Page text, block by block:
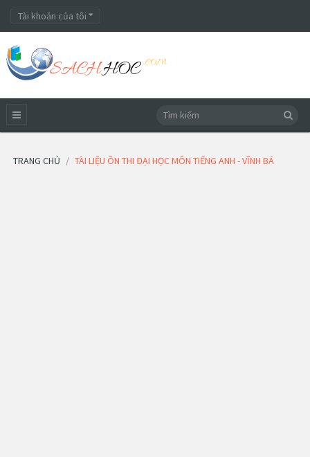
Tài khoản của tôi
TRANG CHỦ TÀI LIỆU ÔN THI ĐẠI HỌC MÔN TIẾNG ANH - VĨNH BÁ